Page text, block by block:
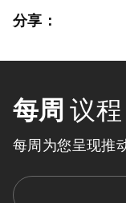
分享：
每周 议程
每周为您呈现推